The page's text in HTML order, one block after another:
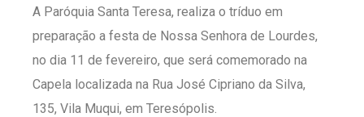
A Paróquia Santa Teresa, realiza o tríduo em
preparação a festa de Nossa Senhora de Lourdes,
no dia 11 de fevereiro, que será comemorado na
Capela localizada na Rua José Cipriano da Silva,
135, Vila Muqui, em Teresópolis.